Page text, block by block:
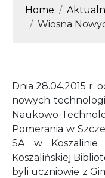
ŚCIEŻKA
Home
Wiosna
Dnia 28.04.2015 r.
nowych
Naukowo-
Pomerania w
SA w Koszalinie
Koszalińskiej
byli uczniowie z